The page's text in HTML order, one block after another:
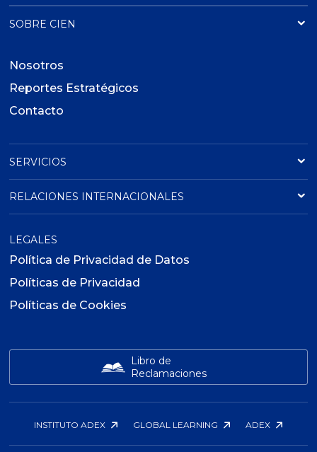
SOBRE CIEN
Nosotros
Reportes Estratégicos
Contacto
SERVICIOS
RELACIONES INTERNACIONALES
LEGALES
Política de Privacidad de Datos
Políticas de Privacidad
Políticas de Cookies
Libro de
Reclamaciones
INSTITUTO ADEX GLOBAL LEARNING ADEX